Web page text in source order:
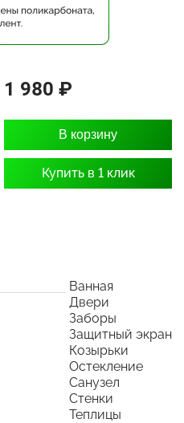
1 980 ₽
В корзину
Купить в 1 клик
Ванная
Двери
Заборы
Защитный экран
Козырьки
Остекление
Санузел
Стенки
Теплицы